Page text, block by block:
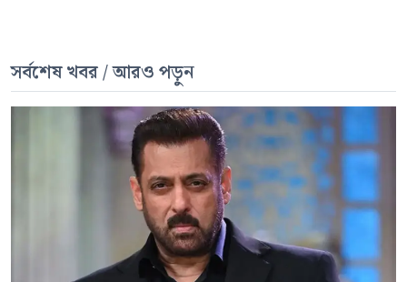
সর্বশেষ খবর / আরও পড়ুন